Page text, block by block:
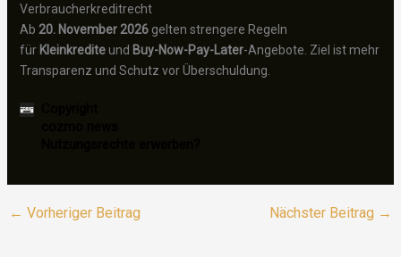
Verbraucherkreditrecht
Ab 20. November 2026gelten strengere Regeln
für Kleinkrediteund Buy-Now-Pay-Later-Angebote. Ziel ist mehr
Transparenz und Schutz vor Überschuldung.
← Vorheriger Beitrag Nächster Beitrag →